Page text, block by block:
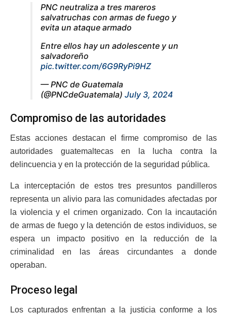
PNC neutraliza a tres mareros
salvatruchas con armas de fuego y
evita un ataque armado
Entre ellos hay un adolescente y un
salvadoreño
pic.twitter.com/6G9RyPi9HZ
— PNC de Guatemala
(@PNCdeGuatemala) July 3, 2024
Compromiso de las autoridades
Estas acciones destacan el firme compromiso de las
autoridades guatemaltecas en la lucha contra la
delincuencia y en la protección de la seguridad pública.
La interceptación de estos tres presuntos pandilleros
representa un alivio para las comunidades afectadas por
la violencia y el crimen organizado. Con la incautación
de armas de fuego y la detención de estos individuos, se
espera un impacto positivo en la reducción de la
criminalidad en las áreas circundantes a donde
operaban.
Proceso legal
Los capturados enfrentan a la justicia conforme a los